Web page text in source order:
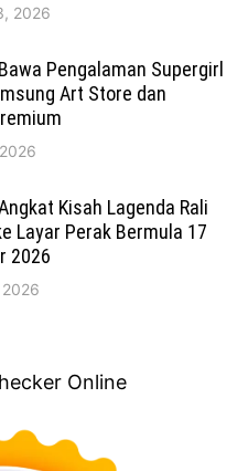
2026
Pengalaman Supergirl
Art Store dan
Kisah Lagenda Rali
Layar Perak Bermula 17
2026
Online